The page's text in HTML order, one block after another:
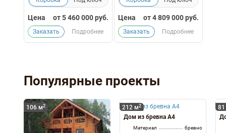
Цена от5 460 000руб.
Заказать Подробнее
Цена от4 809 000руб.
Заказать Подробнее
Популярные проекты
106 м2 212 м2
Дом из бревна А4
Материал
бревно